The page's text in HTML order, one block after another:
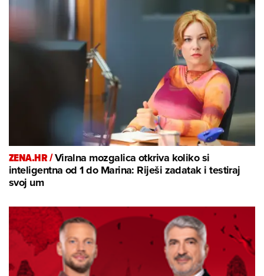
ZENA.HR /Viralna mozgalica otkriva koliko si
inteligentna od 1 do Marina: Riješi zadatak i testiraj
svoj um